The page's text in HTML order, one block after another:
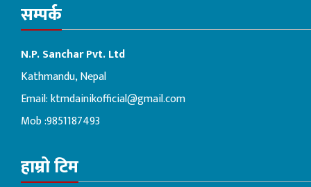
सम्पर्क
N.P. Sanchar Pvt. Ltd
Kathmandu, Nepal
Email:ktmdainikofficial@gmail.com
Mob :9851187493
हाम्रो टिम